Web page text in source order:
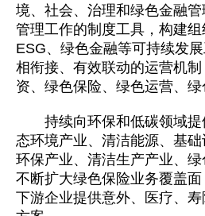
境、社会、治理和绿色金融
管理工作的制度工具，构建
ESG、绿色金融等可持续发
相衔接、有效联动的运营机
资、绿色保险、绿色运营、绿
持续向环保和低碳领域
态环境产业、清洁能源、基
环保产业、清洁生产产业、绿
不断扩大绿色保险业务覆盖
下游企业提供意外、医疗、